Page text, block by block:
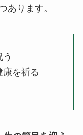
あります。
を祈る